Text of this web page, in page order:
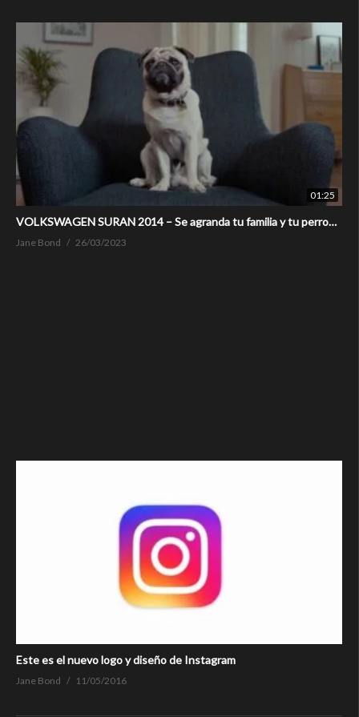
01:25
VOLKSWAGEN SURAN 2014 – Se agranda tu familia y tu perro…
Jane Bond 26/03/2023
Este es el nuevo logo y diseño de Instagram
Jane Bond 11/05/2016